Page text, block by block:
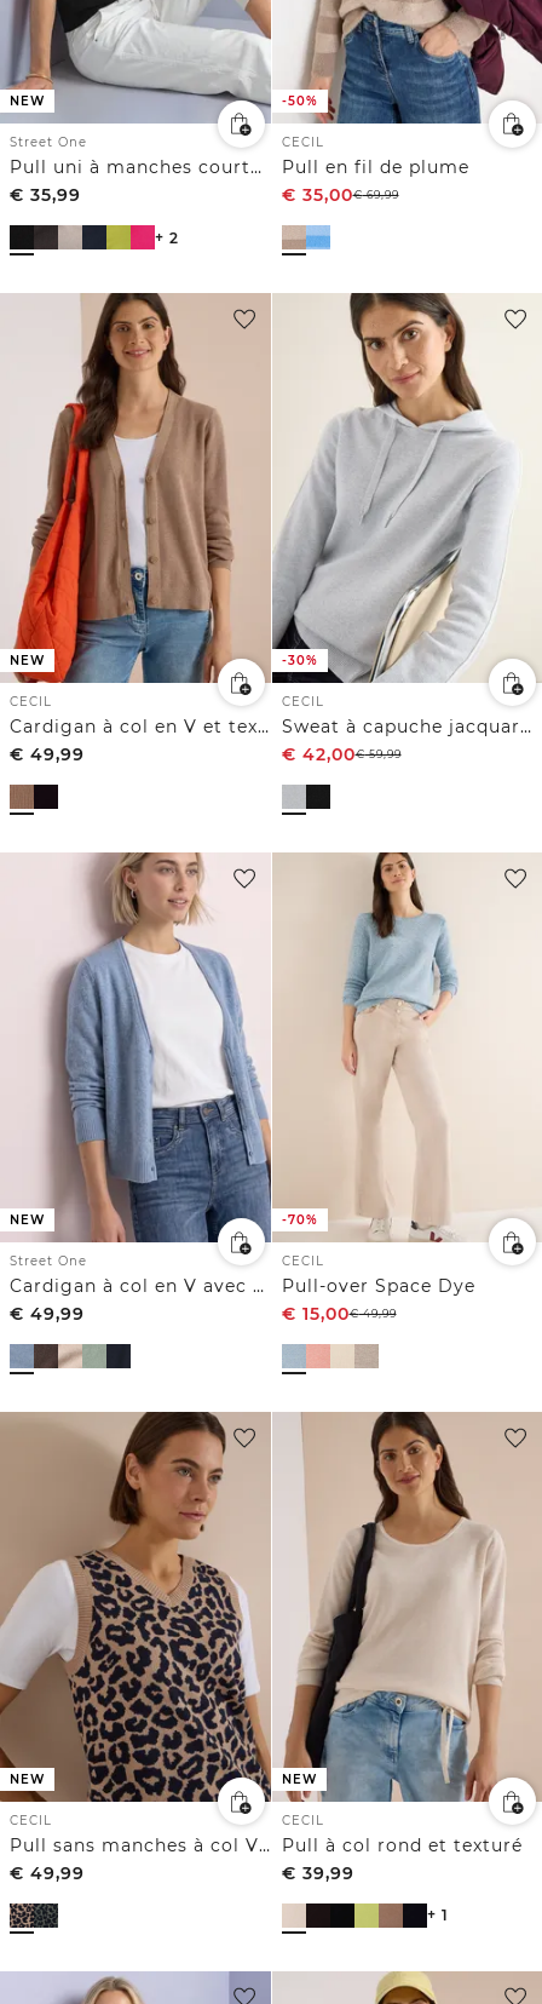
NEW
Street One
Pull uni à manches courtes et col rond
€ 35,99
+ 2
-50%
CECIL
Pull en fil de plume
€ 35,00€69,99
NEW
CECIL
Cardigan à col en V et texturé
€ 49,99
-30%
CECIL
Sweat à capuche jacquard avec paillettes
€ 42,00€59,99
NEW
Street One
Cardigan à col en V avec patte de boutonnage
€ 49,99
-70%
CECIL
Pull-over Space Dye
€ 15,00€49,99
NEW
CECIL
Pull sans manches à col V et motif léopard
€ 49,99
NEW
CECIL
Pull à col rond et texturé
€ 39,99
+ 1